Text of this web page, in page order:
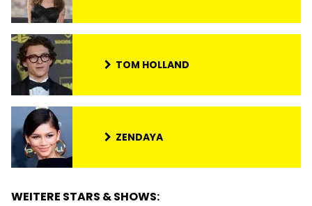
TOM HOLLAND
ZENDAYA
WEITERE STARS & SHOWS: